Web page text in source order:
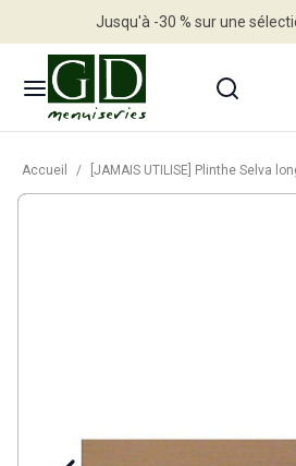
Jusqu'à -30 % sur une
Accueil / [JAMAIS UTILISE] Plinthe Selva